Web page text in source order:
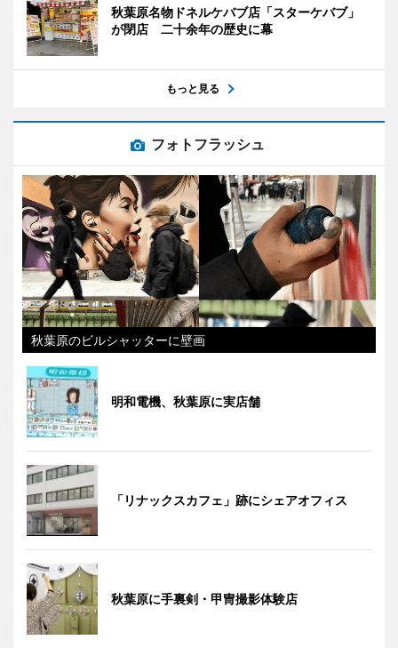
秋葉原名物ドネルケバブ店「スターケバブ」
が閉店 二十余年の歴史に幕
もっと見る
フォトフラッシュ
秋葉原のビルシャッターに壁画
明和電機、秋葉原に実店舗
「リナックスカフェ」跡にシェアオフィス
秋葉原に手裏剣・甲冑撮影体験店